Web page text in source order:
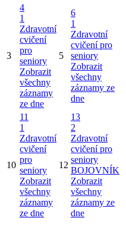
3
4
1
Zdravotní
cvičení
pro
seniory
Zobrazit
všechny
záznamy
ze dne
5
6
1
Zdravotní
cvičení pro
seniory
Zobrazit
všechny
záznamy ze
dne
10
11
1
Zdravotní
cvičení
pro
seniory
Zobrazit
všechny
záznamy
ze dne
12
13
2
Zdravotní
cvičení pro
seniory
BOJOVNÍK
Zobrazit
všechny
záznamy ze
dne